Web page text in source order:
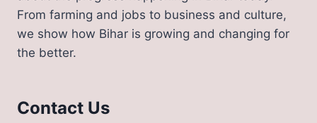
From farming and jobs to business and culture,
we show how Bihar is growing and changing for
the better.
Contact Us